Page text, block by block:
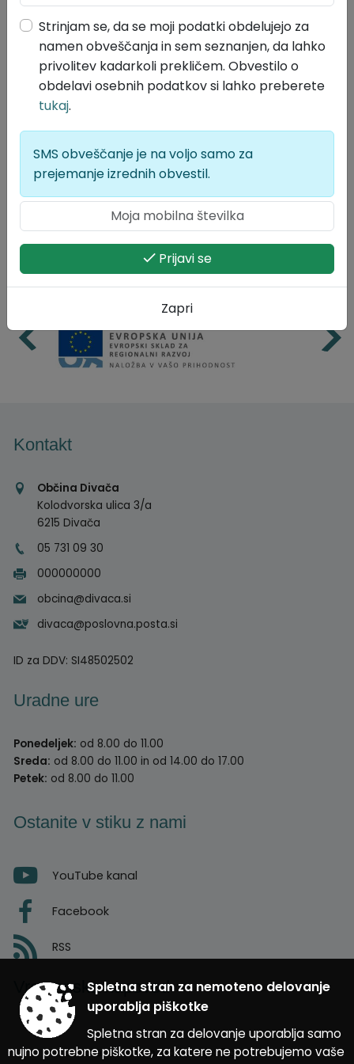
Lokalne volitve 2026
Kontakt
Občina Divača
Kolodvorska ulica 3/a
6215 Divača
05 731 09 30
000000000
obcina@divaca.si
divaca@poslovna.posta.si
ID za DDV: SI48502502
Uradne ure
Ponedeljek: od 8.00 do 11.00
Sreda: od 8.00 do 11.00 in od 14.00 do 17.00
Petek: od 8.00 do 11.00
Ostanite v stiku z nami
YouTube kanal
Facebook
RSS
Vremenska napoved
Zasnova, izvedba in vzdrževanje: Sigmateh d.o.o.
Spletna stran za nemoteno delovanje
uporablja piškotke
Spletna stran za delovanje uporablja samo
nujno potrebne piškotke, za katere ne potrebujemo vaše
Strinjam se, da se moji podatki obdelujejo za
namen obveščanja in sem seznanjen, da lahko
privolitev kadarkoli prekličem. Obvestilo o
obdelavi osebnih podatkov si lahko preberete
tukaj.
SMS obveščanje je na voljo samo za
prejemanje izrednih obvestil.
Prijavi se
Zapri